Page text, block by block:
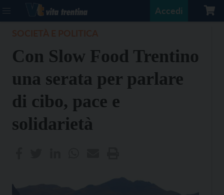
Accedi
Con Slow Food Trentino
una serata per parlare
di cibo, pace e
solidarietà